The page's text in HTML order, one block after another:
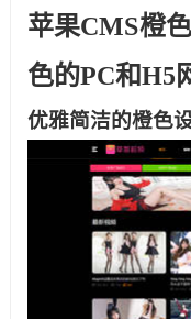
苹果CMS橙
色的PC和H5
优雅简洁的橙色